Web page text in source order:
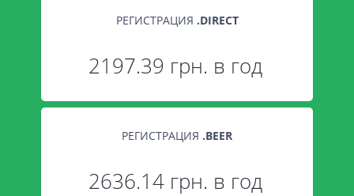
РЕГИСТРАЦИЯ .DIRECT
2197.39 грн. в год
РЕГИСТРАЦИЯ .BEER
2636.14 грн. в год